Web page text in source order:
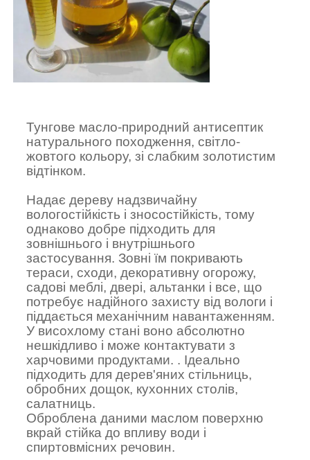
Тунгове масло-природний антисептик
натурального походження, світло-
жовтого кольору, зі слабким золотистим
відтінком.
Надає дереву надзвичайну
вологостійкість і зносостійкість, тому
однаково добре підходить для
зовнішнього і внутрішнього
застосування. Зовні їм покривають
тераси, сходи, декоративну огорожу,
садові меблі, двері, альтанки і все, що
потребує надійного захисту від вологи і
піддається механічним навантаженням.
У висохлому стані воно абсолютно
нешкідливо і може контактувати з
харчовими продуктами. . Ідеально
підходить для дерев'яних стільниць,
обробних дощок, кухонних столів,
салатниць.
Оброблена даними маслом поверхню
вкрай стійка до впливу води і
спиртовмісних речовин.